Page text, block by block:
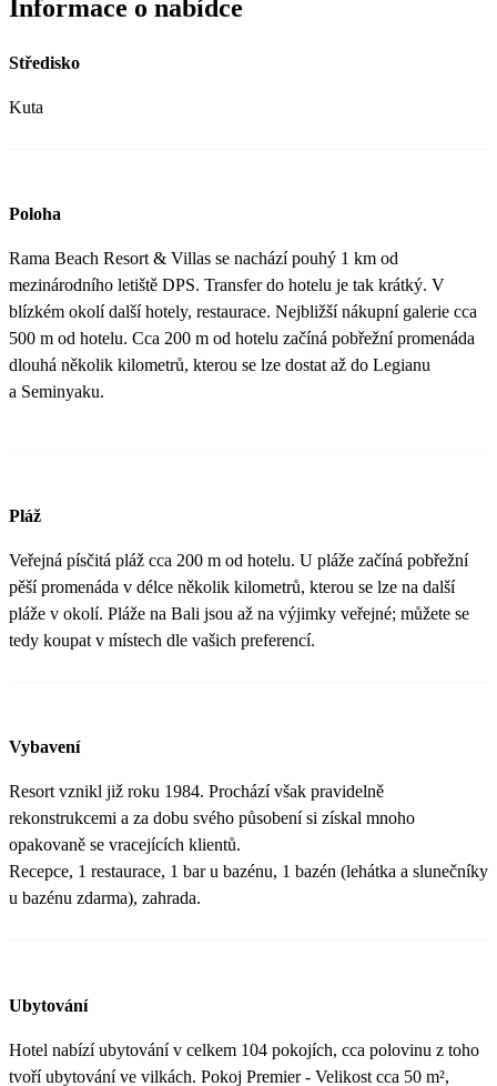
Informace o nabídce
Středisko
Kuta
Poloha
Rama Beach Resort & Villas se nachází pouhý 1 km od
mezinárodního letiště DPS. Transfer do hotelu je tak krátký. V
blízkém okolí další hotely, restaurace. Nejbližší nákupní galerie cca
500 m od hotelu. Cca 200 m od hotelu začíná pobřežní promenáda
dlouhá několik kilometrů, kterou se lze dostat až do Legianu
a Seminyaku.
Pláž
Veřejná písčitá pláž cca 200 m od hotelu. U pláže začíná pobřežní
pěší promenáda v délce několik kilometrů, kterou se lze na další
pláže v okolí. Pláže na Bali jsou až na výjimky veřejné; můžete se
tedy koupat v místech dle vašich preferencí.
Vybavení
Resort vznikl již roku 1984. Prochází však pravidelně
rekonstrukcemi a za dobu svého působení si získal mnoho
opakovaně se vracejících klientů.
Recepce, 1 restaurace, 1 bar u bazénu, 1 bazén (lehátka a slunečníky
u bazénu zdarma), zahrada.
Ubytování
Hotel nabízí ubytování v celkem 104 pokojích, cca polovinu z toho
tvoří ubytování ve vilkách. Pokoj Premier - Velikost cca 50 m²,